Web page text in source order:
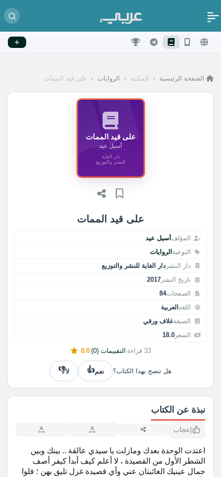
الصفحة الرئيسية • المكتبة • الروايات • على قيد الممات
على قيد الممات
المؤلف أسيل عيد
النوعية الروايات
دار النشر دار الغاية للنشر والتوزيع
تاريخ النشر 2017
الصفحات84
اللغة العربية
الصيغةغلاف ورقي
السعر 18.0
33 قراءة التقييمات (0) |
0.0
هل تنصح بهذا الكتاب؟ نعم👍 لا👎
على قيد الممات
أسيل عيد
دار الغاية
للنشر والتوزيع
نبذة عن الكتاب
إعجاب
اعتدت الوحدة بعدك ومازلت يا سيدي عالقة .. بينك وبين
الشطر الأول من القصيدة ، لا أعلم كيف أبدأ كيفر أصف
جمال عينيك الغائبتان عني وأي قصيدة غزل تليق بهن ؛ فلوا